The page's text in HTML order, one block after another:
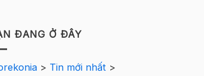
ĐANG Ở ĐÂY
> Tin mới nhất>